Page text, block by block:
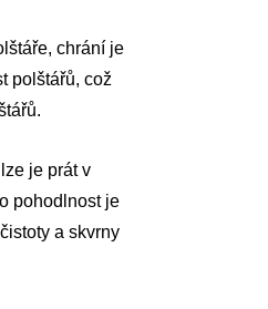
chrání je
polštářů, což
je prát v
pohodlnost je
a skvrny